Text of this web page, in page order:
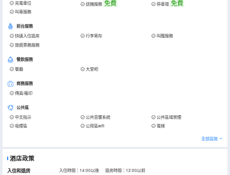
充電車位 送機服務 免費 停車場 免費
叫車服務
前台服務
快速入住退房 行李寄存
叫醒服務
旅遊票務服務
餐飲服務
餐廳 大堂吧
商務服務
傳真/複印
公共區
中文指示 公共音響系統
公共區域禁煙
吸煙區
公用區wifi 電梯
全部設施
酒店政策
入住和退房 入住時間：14:00以後 退房時間：12:00以前